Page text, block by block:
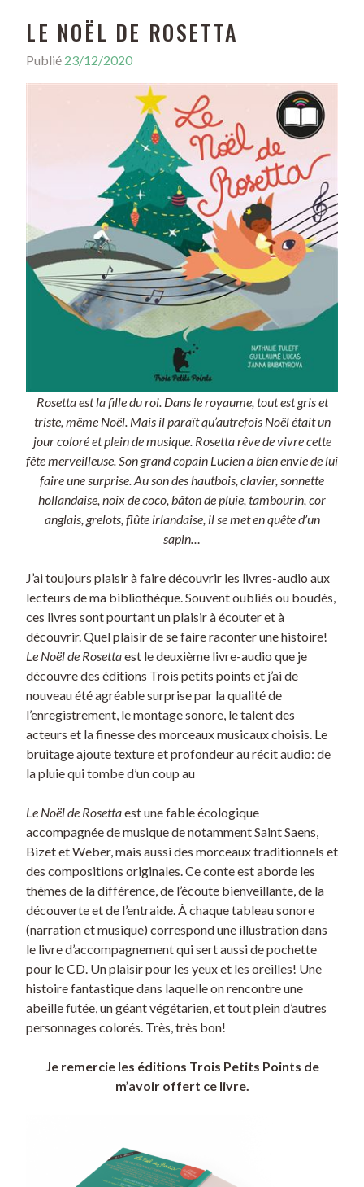
LE NOËL DE ROSETTA
Publié 23/12/2020
Rosetta est la fille du roi. Dans le royaume, tout est gris et
triste, même Noël. Mais il paraît qu’autrefois Noël était un
jour coloré et plein de musique. Rosetta rêve de vivre cette
fête merveilleuse. Son grand copain Lucien a bien envie de lui
faire une surprise. Au son des hautbois, clavier, sonnette
hollandaise, noix de coco, bâton de pluie, tambourin, cor
anglais, grelots, flûte irlandaise, il se met en quête d’un
sapin…
J’ai toujours plaisir à faire découvrir les livres-audio aux
lecteurs de ma bibliothèque. Souvent oubliés ou boudés,
ces livres sont pourtant un plaisir à écouter et à
découvrir. Quel plaisir de se faire raconter une histoire!
Le Noël de Rosettaest le deuxième livre-audio que je
découvre des éditions Trois petits points et j’ai de
nouveau été agréable surprise par la qualité de
l’enregistrement, le montage sonore, le talent des
acteurs et la finesse des morceaux musicaux choisis. Le
bruitage ajoute texture et profondeur au récit audio: de
la pluie qui tombe d’un coup au
Le Noël de Rosettaest une fable écologique
accompagnée de musique de notamment Saint Saens,
Bizet et Weber, mais aussi des morceaux traditionnels et
des compositions originales. Ce conte est aborde les
thèmes de la différence, de l’écoute bienveillante, de la
découverte et de l’entraide. À chaque tableau sonore
(narration et musique) correspond une illustration dans
le livre d’accompagnement qui sert aussi de pochette
pour le CD. Un plaisir pour les yeux et les oreilles! Une
histoire fantastique dans laquelle on rencontre une
abeille futée, un géant végétarien, et tout plein d’autres
personnages colorés. Très, très bon!
Je remercie les éditions Trois Petits Points de
m’avoir offert ce livre.